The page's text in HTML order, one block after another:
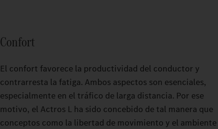
Confort
El confort favorece la productividad del conductor y
contrarresta la fatiga. Ambos aspectos son esenciales,
especialmente en el tráfico de larga distancia. Por ese
motivo, el Actros L ha sido concebido de tal manera que
conceptos como la libertad de movimiento y el ambiente